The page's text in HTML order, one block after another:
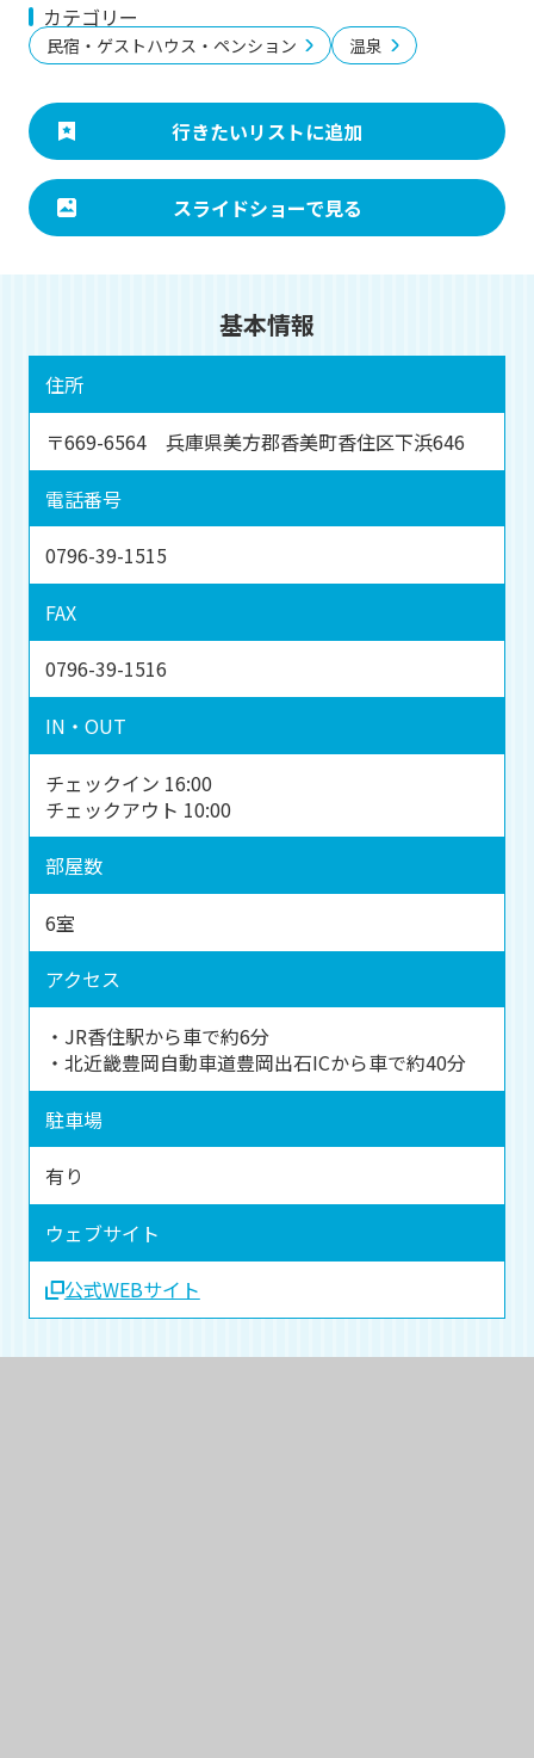
カテゴリー
民宿・ゲストハウス・ペンション 温泉
行きたいリストに追加
スライドショーで見る
基本情報
住所
〒669-6564 兵庫県美方郡香美町香住区下浜646
電話番号
0796-39-1515
FAX
0796-39-1516
IN・OUT
チェックイン 16:00
チェックアウト 10:00
部屋数
6室
アクセス
・JR香住駅から車で約6分
・北近畿豊岡自動車道豊岡出石ICから車で約40分
駐車場
有り
ウェブサイト
公式WEBサイト